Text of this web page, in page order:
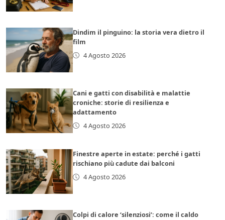
Dindim il pinguino: la storia vera dietro il
film
4 Agosto 2026
Cani e gatti con disabilità e malattie
croniche: storie di resilienza e
adattamento
4 Agosto 2026
Finestre aperte in estate: perché i gatti
rischiano più cadute dai balconi
4 Agosto 2026
Colpi di calore ‘silenziosi’: come il caldo